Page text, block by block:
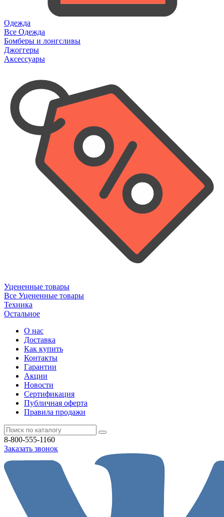
Одежда
Все Одежда
Бомберы и лонгсливы
Джоггеры
Аксессуары
Уцененные товары
Все Уцененные товары
Техника
Остальное
О нас
Доставка
Как купить
Контакты
Гарантии
Акции
Новости
Cертификация
Публичная оферта
Правила продажи
8-800-555-1160
Заказать звонок